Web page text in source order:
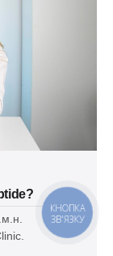
КНОПКА
ЗВ'ЯЗКУ